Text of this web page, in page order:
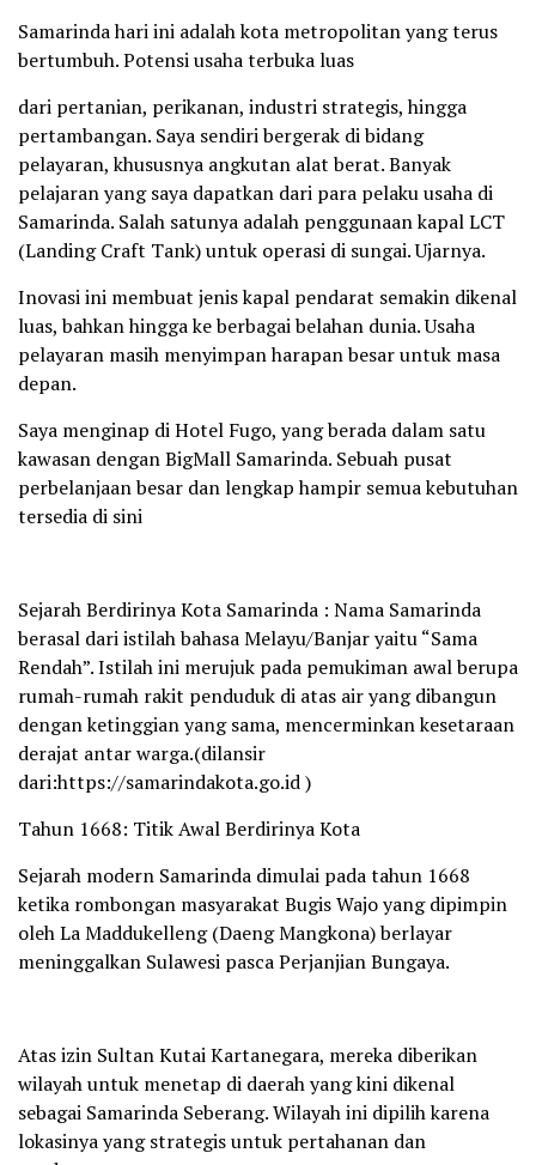
Samarinda hari ini adalah kota metropolitan yang terus
bertumbuh. Potensi usaha terbuka luas
dari pertanian, perikanan, industri strategis, hingga
pertambangan. Saya sendiri bergerak di bidang
pelayaran, khususnya angkutan alat berat. Banyak
pelajaran yang saya dapatkan dari para pelaku usaha di
Samarinda. Salah satunya adalah penggunaan kapal LCT
(Landing Craft Tank) untuk operasi di sungai. Ujarnya.
Inovasi ini membuat jenis kapal pendarat semakin dikenal
luas, bahkan hingga ke berbagai belahan dunia. Usaha
pelayaran masih menyimpan harapan besar untuk masa
depan.
Saya menginap di Hotel Fugo, yang berada dalam satu
kawasan dengan BigMall Samarinda. Sebuah pusat
perbelanjaan besar dan lengkap hampir semua kebutuhan
tersedia di sini
Sejarah Berdirinya Kota Samarinda : Nama Samarinda
berasal dari istilah bahasa Melayu/Banjar yaitu “Sama
Rendah”. Istilah ini merujuk pada pemukiman awal berupa
rumah-rumah rakit penduduk di atas air yang dibangun
dengan ketinggian yang sama, mencerminkan kesetaraan
derajat antar warga.(dilansir
dari:https://samarindakota.go.id )
Tahun 1668: Titik Awal Berdirinya Kota
Sejarah modern Samarinda dimulai pada tahun 1668
ketika rombongan masyarakat Bugis Wajo yang dipimpin
oleh La Maddukelleng (Daeng Mangkona) berlayar
meninggalkan Sulawesi pasca Perjanjian Bungaya.
Atas izin Sultan Kutai Kartanegara, mereka diberikan
wilayah untuk menetap di daerah yang kini dikenal
sebagai Samarinda Seberang. Wilayah ini dipilih karena
lokasinya yang strategis untuk pertahanan dan